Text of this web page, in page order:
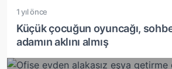
1 yıl önce
Küçük çocuğun oyuncağı,
adamın aklını almış